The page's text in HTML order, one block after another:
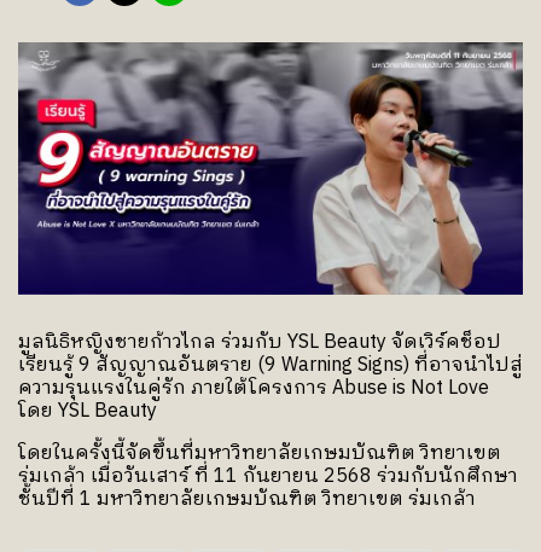
มูลนิธิหญิงชายก้าวไกล ร่วมกับ YSL Beauty จัดเวิร์คช็อป
เรียนรู้ 9 สัญญาณอันตราย (9 Warning Signs) ที่อาจนำไปสู่
ความรุนแรงในคู่รัก ภายใต้โครงการ Abuse is Not Love
โดย YSL Beauty
โดยในครั้งนี้จัดขึ้นที่มหาวิทยาลัยเกษมบัณฑิต วิทยาเขต
ร่มเกล้า เมื่อวันเสาร์ ที่ 11 กันยายน 2568 ร่วมกับนักศึกษา
ชั้นปีที่ 1 มหาวิทยาลัยเกษมบัณฑิต วิทยาเขต ร่มเกล้า